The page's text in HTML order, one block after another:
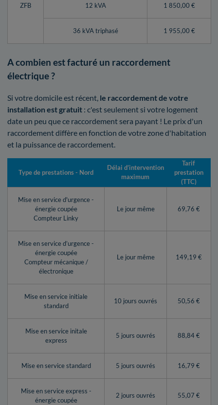
ZFB 12 kVA 1 850,00 €
36 kVA triphasé 1 955,00 €
A combien est facturé un raccordement
électrique ?
Si votre domicile est récent, le raccordement de votre
installation est gratuit : c'est seulement si votre logement
date un peu que ce raccordement sera payant ! Le prix d'un
raccordement diffère en fonction de votre zone d'habitation
et la puissance de raccordement.
Type de prestations - Nord
Délai d’intervention
maximum
Tarif
prestation
(TTC)
Mise en service d'urgence -
énergie coupée
Compteur Linky
Le jour même 69,76 €
Mise en service d’urgence -
énergie coupée
Compteur mécanique /
électronique
Le jour même 149,19 €
Mise en service initiale
standard
10 jours ouvrés 50,56 €
Mise en service initale
express
5 jours ouvrés 88,84 €
Mise en service standard 5 jours ouvrés 16,79 €
Mise en service express -
énergie coupée
2 jours ouvrés 55,07 €